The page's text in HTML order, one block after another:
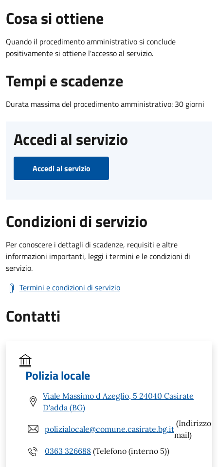
Cosa si ottiene
Quando il procedimento amministrativo si conclude
positivamente si ottiene l'accesso al servizio.
Tempi e scadenze
Durata massima del procedimento amministrativo: 30 giorni
Accedi al servizio
Accedi al servizio
Condizioni di servizio
Per conoscere i dettagli di scadenze, requisiti e altre
informazioni importanti, leggi i termini e le condizioni di
servizio.
Termini e condizioni di servizio
Contatti
Polizia locale
Viale Massimo d Azeglio, 5 24040 Casirate
D'adda (BG)
polizialocale@comune.casirate.bg.it
(Indirizzo
mail)
0363 326688 (Telefono (interno 5))